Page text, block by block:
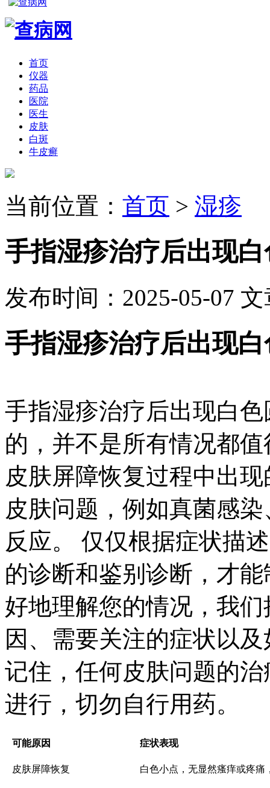
首页
仪器
药品
医院
医生
皮肤
白斑
牛皮癣
当前位置： 首页 > 湿疹
手指湿疹治疗后出现
发布时间：2025-05-07 文
手指湿疹治疗后出现
手指湿疹治疗后出现白
的，并不是所有情况都
皮肤屏障恢复过程中出
皮肤问题，例如真菌感
反应。 仅仅根据症状描
的诊断和鉴别诊断，才
好地理解您的情况，我
因、需要关注的症状以
记住，任何皮肤问题的
进行，切勿自行用药。
可能原因 症状表现
皮肤屏障恢复 白色小点，无显然瘙痒或疼痛